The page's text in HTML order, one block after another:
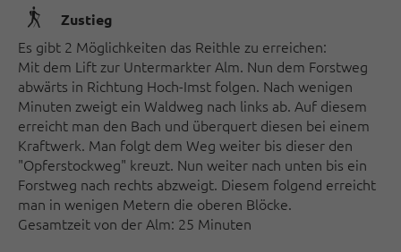
🛬 Zustieg
Es gibt 2 Möglichkeiten das Reithle zu erreichen:
Mit dem Lift zur Untermarkter Alm. Nun dem Forstweg
abwärts in Richtung Hoch-Imst folgen. Nach wenigen
Minuten zweigt ein Waldweg nach links ab. Auf diesem
erreicht man den Bach und überquert diesen bei einem
Kraftwerk. Man folgt dem Weg weiter bis dieser den
"Opferstockweg" kreuzt. Nun weiter nach unten bis ein
Forstweg nach rechts abzweigt. Diesem folgend erreicht
man in wenigen Metern die oberen Blöcke.
Gesamtzeit von der Alm: 25 Minuten